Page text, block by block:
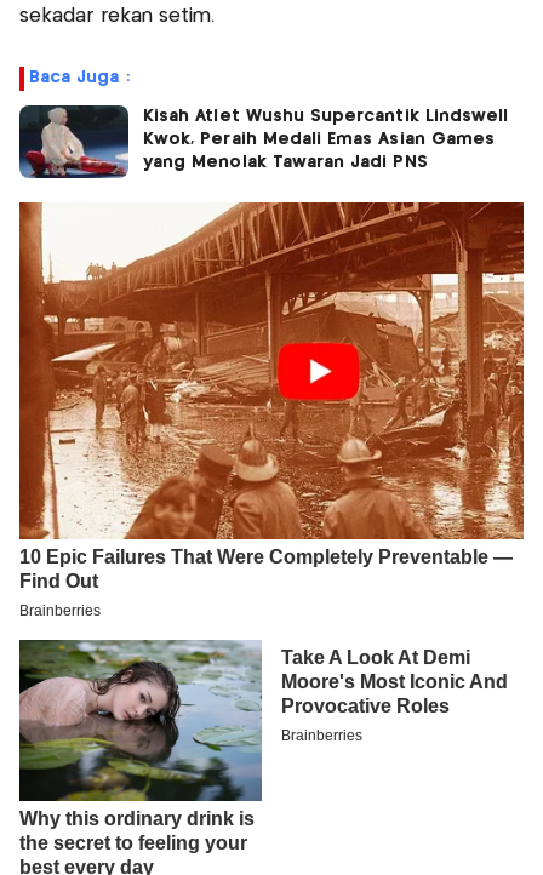
sekadar rekan setim.
Baca Juga :
Kisah Atlet Wushu Supercantik Lindswell
Kwok, Peraih Medali Emas Asian Games
yang Menolak Tawaran Jadi PNS